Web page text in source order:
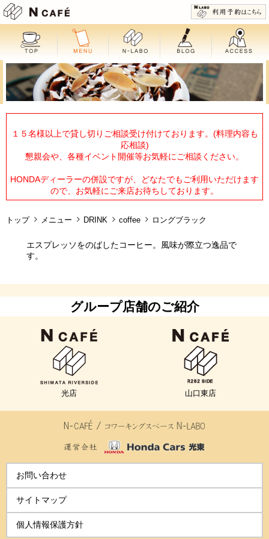
１５名様以上で貸し切りご相談受け付けております。(料理内容も
応相談)
懇親会や、各種イベント開催等お気軽にご相談ください。
HONDAディーラーの併設ですが、どなたでもご利用いただけます
ので、お気軽にご来店お待ちしております。
トップ メニュー DRINK coffee ロングブラック
エスプレッソをのばしたコーヒー。風味が際立つ逸品で
す。
グループ店舗のご紹介
光店 山口東店
お問い合わせ
サイトマップ
個人情報保護方針